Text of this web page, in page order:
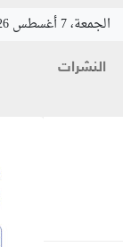
الجمعة، 7 أغسطس 2026
النشرات